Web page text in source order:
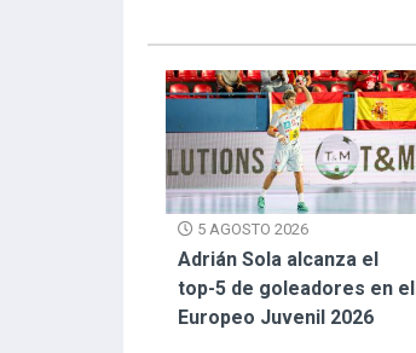
5 AGOSTO 2026
Adrián Sola alcanza el
top-5 de goleadores en el
Europeo Juvenil 2026